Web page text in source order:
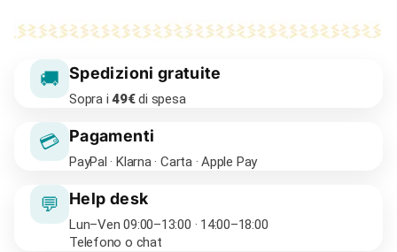
🚚 Spedizioni gratuite
Sopra i49€di spesa
💳 Pagamenti
PayPal · Klarna · Carta · Apple Pay
💬 Help desk
Lun–Ven 09:00–13:00 · 14:00–18:00
Telefono o chat